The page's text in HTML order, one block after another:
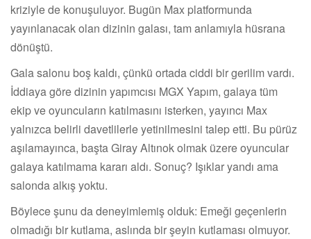
kriziyle de konuşuluyor. Bugün Max platformunda
yayınlanacak olan dizinin galası, tam anlamıyla hüsrana
dönüştü.
Gala salonu boş kaldı, çünkü ortada ciddi bir gerilim vardı.
İddiaya göre dizinin yapımcısı MGX Yapım, galaya tüm
ekip ve oyuncuların katılmasını isterken, yayıncı Max
yalnızca belirli davetlilerle yetinilmesini talep etti. Bu pürüz
aşılamayınca, başta Giray Altınok olmak üzere oyuncular
galaya katılmama kararı aldı. Sonuç? Işıklar yandı ama
salonda alkış yoktu.
Böylece şunu da deneyimlemiş olduk: Emeği geçenlerin
olmadığı bir kutlama, aslında bir şeyin kutlaması olmuyor.